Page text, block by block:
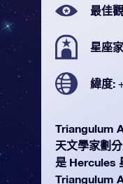
最佳
星座
緯度:
Triangulum
天文學家劃
是 Hercules
Triangulum